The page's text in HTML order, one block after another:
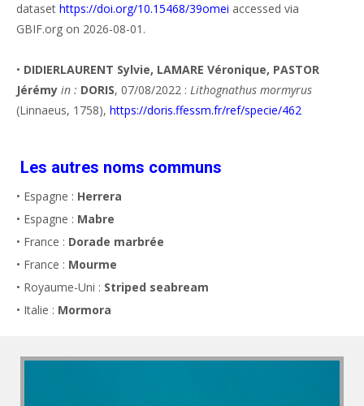
dataset https://doi.org/10.15468/39omei accessed via
GBIF.org on 2026-08-01.
• DIDIERLAURENT Sylvie, LAMARE Véronique, PASTOR
Jérémy in : DORIS, 07/08/2022 : Lithognathus mormyrus
(Linnaeus, 1758), https://doris.ffessm.fr/ref/specie/462
Les autres noms communs
• Espagne : Herrera
• Espagne : Mabre
• France : Dorade marbrée
• France : Mourme
• Royaume-Uni : Striped seabream
• Italie : Mormora